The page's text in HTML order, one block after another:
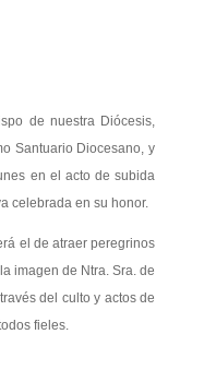
nuestra Diócesis,
Santuario Diocesano, y
en el acto de subida
celebrada en su honor.
atraer peregrinos
imagen de Ntra. Sra. de
del culto y actos de
fieles.